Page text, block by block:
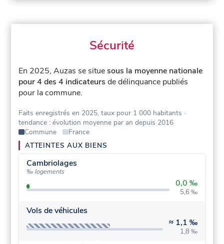
Sécurité
En 2025, Auzas se situesous la moyenne nationale
pour 4 des 4 indicateurs de délinquance publiés
pour la commune.
Faits enregistrés en 2025, taux pour 1 000 habitants ·
tendance : évolution moyenne par an depuis 2016
Commune
France
ATTEINTES AUX BIENS
Cambriolages
‰ logements
0,0 ‰
5,6 ‰
Vols de véhicules
≈ 1,1 ‰
1,8 ‰